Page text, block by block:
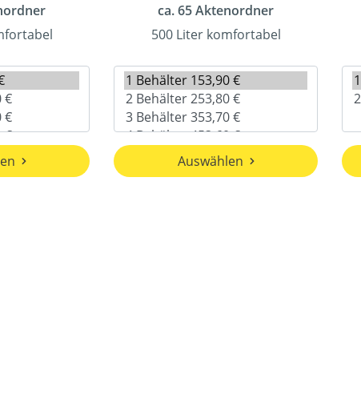
ca. 65 Aktenordner
500 Liter komfortabel
Auswählen